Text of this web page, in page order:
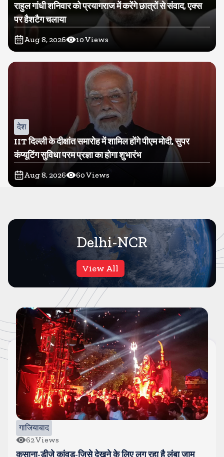
राहुल गांधी शनिवार को प्रयागराज में करेंगे छात्रों से संवाद, एक्स
पर हैशटैग चलाया
Aug 8, 2026 10Views
देश
IIT दिल्ली के दीक्षांत समारोह में शामिल होंगे पीएम मोदी, सुपर
कंप्यूटिंग सुविधा परम प्रज्ञा का होगा शुभारंभ
Aug 8, 2026 60Views
Delhi-NCR
View All
लग रहा है लंबा जाम दिल्ली में मौत के मुहाने से बचे तीन